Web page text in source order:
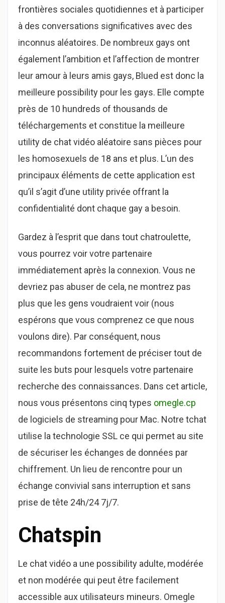
frontières sociales quotidiennes et à participer
à des conversations significatives avec des
inconnus aléatoires. De nombreux gays ont
également l’ambition et l’affection de montrer
leur amour à leurs amis gays, Blued est donc la
meilleure possibility pour les gays. Elle compte
près de 10 hundreds of thousands de
téléchargements et constitue la meilleure
utility de chat vidéo aléatoire sans pièces pour
les homosexuels de 18 ans et plus. L’un des
principaux éléments de cette application est
qu’il s’agit d’une utility privée offrant la
confidentialité dont chaque gay a besoin.
Gardez à l’esprit que dans tout chatroulette,
vous pourrez voir votre partenaire
immédiatement après la connexion. Vous ne
devriez pas abuser de cela, ne montrez pas
plus que les gens voudraient voir (nous
espérons que vous comprenez ce que nous
voulons dire). Par conséquent, nous
recommandons fortement de préciser tout de
suite les buts pour lesquels votre partenaire
recherche des connaissances. Dans cet article,
nous vous présentons cinq types omegle.cp
de logiciels de streaming pour Mac. Notre tchat
utilise la technologie SSL ce qui permet au site
de sécuriser les échanges de données par
chiffrement. Un lieu de rencontre pour un
échange convivial sans interruption et sans
prise de tête 24h/24 7j/7.
Chatspin
Le chat vidéo a une possibility adulte, modérée
et non modérée qui peut être facilement
accessible aux utilisateurs mineurs. Omegle